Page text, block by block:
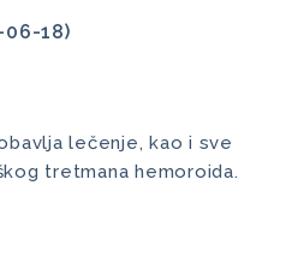
18)
lečenje, kao i sve
tretmana hemoroida.